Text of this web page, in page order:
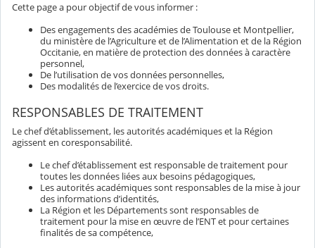
Cette page a pour objectif de vous informer :
Des engagements des académies de Toulouse et Montpellier,
du ministère de l’Agriculture et de l’Alimentation et de la Région
Occitanie, en matière de protection des données à caractère
personnel,
De l’utilisation de vos données personnelles,
Des modalités de l’exercice de vos droits.
RESPONSABLES DE TRAITEMENT
Le chef d’établissement, les autorités académiques et la Région
agissent en coresponsabilité.
Le chef d’établissement est responsable de traitement pour
toutes les données liées aux besoins pédagogiques,
Les autorités académiques sont responsables de la mise à jour
des informations d’identités,
La Région et les Départements sont responsables de
traitement pour la mise en œuvre de l’ENT et pour certaines
finalités de sa compétence,